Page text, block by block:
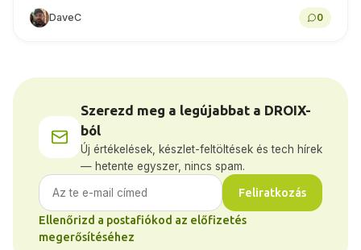
DaveC 0
Szerezd meg a legújabbat a DROIX-
ból
Új értékelések, készlet-feltöltések és tech hírek
— hetente egyszer, nincs spam.
Feliratkozás
Ellenőrizd a postafiókod az előfizetés
megerősítéséhez